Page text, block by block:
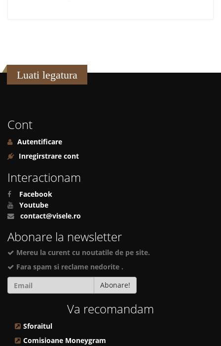
Luati legatura
Cont
Autentificare
Inregirstrare cont
Interactionam
Facebook
Youtube
contact@visele.ro
Abonare la newsletter
Mereu la curent cu noutatile de pe site.
Fara spam si reclame nedorite .
Abonare!
Va recomandam
Sforaitul
Comisioane Moneygram